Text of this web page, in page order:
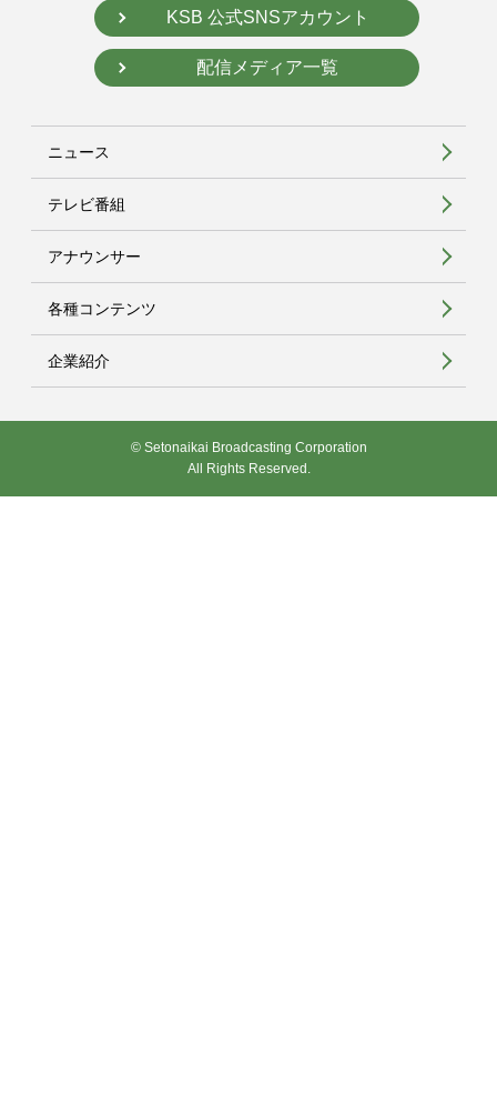
KSB 公式SNSアカウント
配信メディア一覧
ニュース
テレビ番組
アナウンサー
各種コンテンツ
企業紹介
© Setonaikai Broadcasting Corporation
All Rights Reserved.